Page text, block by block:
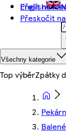
Přejít na
Přeskočit
English
Všechny kategorie
Top výběrZpátky